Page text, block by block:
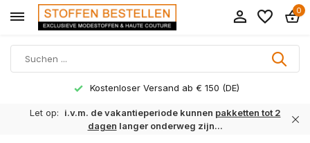
0
Kostenloser Versand ab € 150 (DE)
Let op: i.v.m. de vakantieperiode kunnen pakketten tot 2
dagen langer onderweg zijn...